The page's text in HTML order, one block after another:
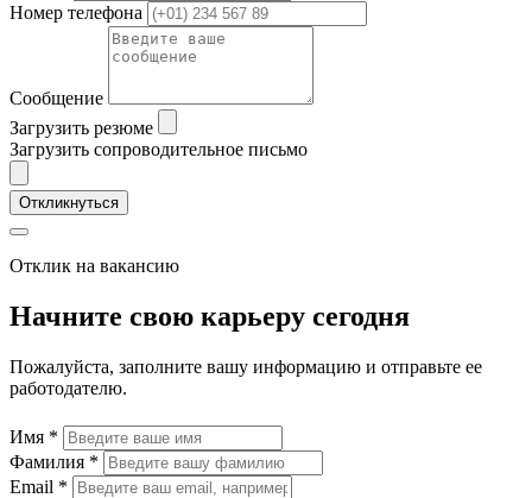
Номер телефона
Сообщение
Загрузить резюме
Загрузить сопроводительное письмо
Откликнуться
Отклик на вакансию
Начните свою карьеру сегодня
Пожалуйста, заполните вашу информацию и отправьте ее
работодателю.
Имя *
Фамилия *
Email *